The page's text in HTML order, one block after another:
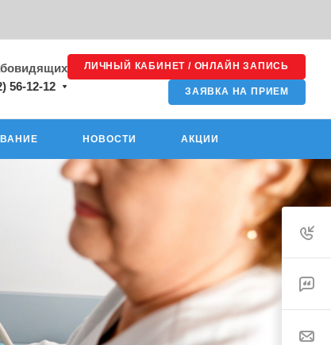
56-12-12
ЛИЧНЫЙ КАБИНЕТ / ОНЛАЙН ЗАПИСЬ
ЗАЯВКА НА ПРИЕМ
НОВОСТИ АКЦИИ